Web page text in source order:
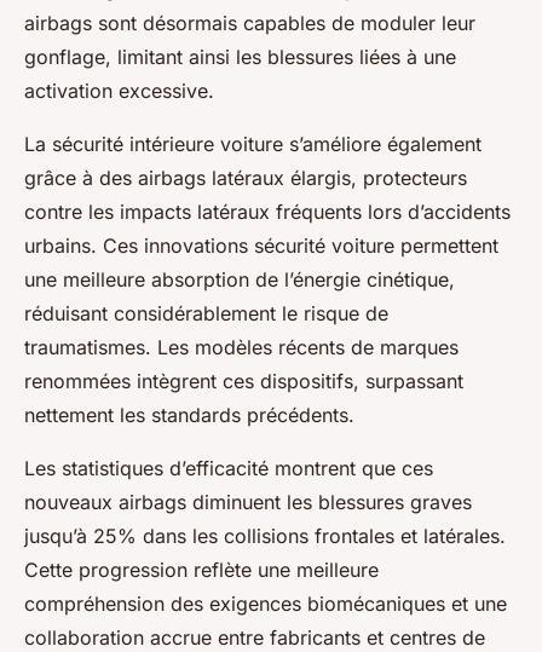
airbags sont désormais capables de moduler leur
gonflage, limitant ainsi les blessures liées à une
activation excessive.
La sécurité intérieure voiture s’améliore également
grâce à des airbags latéraux élargis, protecteurs
contre les impacts latéraux fréquents lors d’accidents
urbains. Ces innovations sécurité voiture permettent
une meilleure absorption de l’énergie cinétique,
réduisant considérablement le risque de
traumatismes. Les modèles récents de marques
renommées intègrent ces dispositifs, surpassant
nettement les standards précédents.
Les statistiques d’efficacité montrent que ces
nouveaux airbags diminuent les blessures graves
jusqu’à 25% dans les collisions frontales et latérales.
Cette progression reflète une meilleure
compréhension des exigences biomécaniques et une
collaboration accrue entre fabricants et centres de